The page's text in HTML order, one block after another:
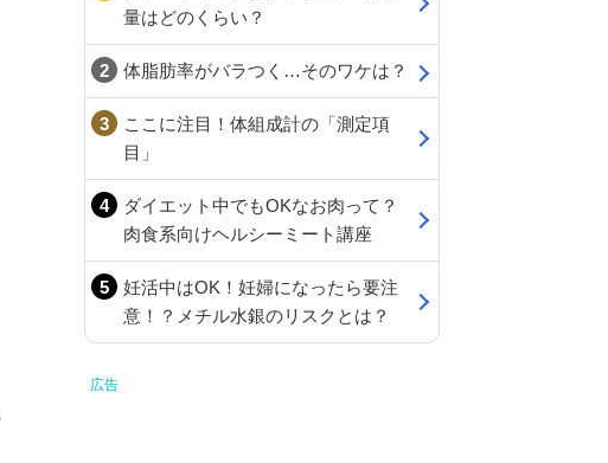
量はどのくらい？
体脂肪率がバラつく…そのワケは？
ここに注目！体組成計の「測定項
目」
ダイエット中でもOKなお肉って？
肉食系向けヘルシーミート講座
妊活中はOK！妊婦になったら要注
意！？メチル水銀のリスクとは？